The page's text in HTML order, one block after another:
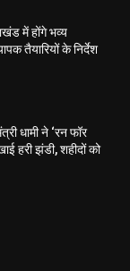
में होंगे भव्य
तैयारियों के निर्देश
धामी ने ‘रन फॉर
हरी झंडी, शहीदों को